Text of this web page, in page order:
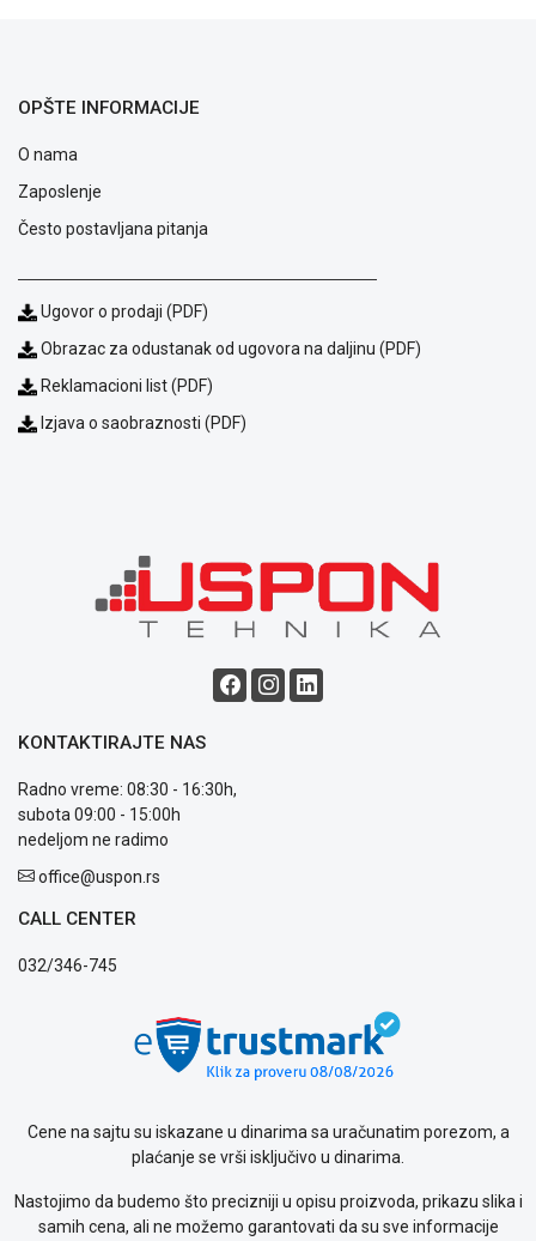
Blog
Način
plaćanja
Opšti
uslovi
Saobraznost
Politika
Kontakt
KREDIT
OPŠTE INFORMACIJE
O nama
Zaposlenje
Često postavljana pitanja
Ugovor o prodaji (PDF)
Obrazac za odustanak od ugovora na daljinu (PDF)
Reklamacioni list (PDF)
Izjava o saobraznosti (PDF)
KONTAKTIRAJTE NAS
Radno vreme: 08:30 - 16:30h,
subota 09:00 - 15:00h
nedeljom ne radimo
office@uspon.rs
CALL CENTER
032/346-745
Cene na sajtu su iskazane u dinarima sa uračunatim porezom, a
plaćanje se vrši isključivo u dinarima.
Nastojimo da budemo što precizniji u opisu proizvoda, prikazu slika i
samih cena, ali ne možemo garantovati da su sve informacije